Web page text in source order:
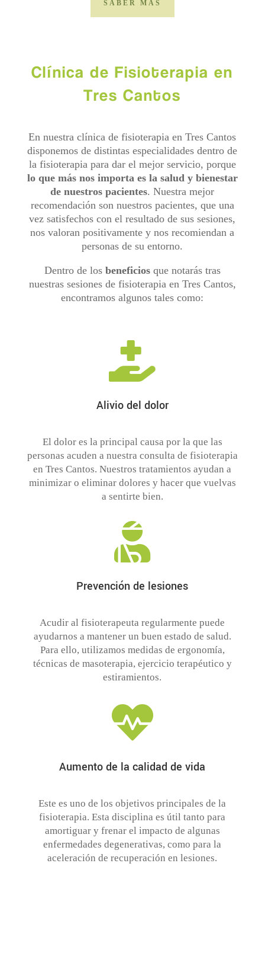
SABER MÁS
Clínica de Fisioterapia en
Tres Cantos
En nuestra clínica de fisioterapia en Tres Cantos
disponemos de distintas especialidades dentro de
la fisioterapia para dar el mejor servicio, porque
lo que más nos importa es la salud y bienestar
de nuestros pacientes. Nuestra mejor
recomendación son nuestros pacientes, que una
vez satisfechos con el resultado de sus sesiones,
nos valoran positivamente y nos recomiendan a
personas de su entorno.
Dentro de los beneficiosque notarás tras
nuestras sesiones de fisioterapia en Tres Cantos,
encontramos algunos tales como:

Alivio del dolor
El dolor es la principal causa por la que las
personas acuden a nuestra consulta de fisioterapia
en Tres Cantos. Nuestros tratamientos ayudan a
minimizar o eliminar dolores y hacer que vuelvas
a sentirte bien.

Prevención de lesiones
Acudir al fisioterapeuta regularmente puede
ayudarnos a mantener un buen estado de salud.
Para ello, utilizamos medidas de ergonomía,
técnicas de masoterapia, ejercicio terapéutico y
estiramientos.

Aumento de la calidad de vida
Este es uno de los objetivos principales de la
fisioterapia. Esta disciplina es útil tanto para
amortiguar y frenar el impacto de algunas
enfermedades degenerativas, como para la
aceleración de recuperación en lesiones.